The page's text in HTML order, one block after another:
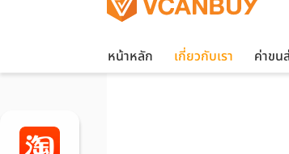
หน้าหลัก เกี่ยวกับเรา ค่าขน